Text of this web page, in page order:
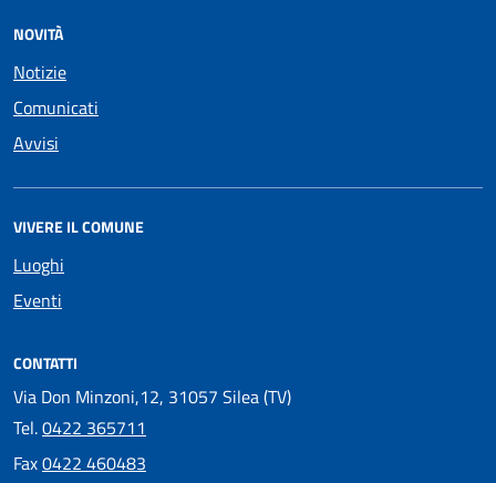
NOVITÀ
Notizie
Comunicati
Avvisi
VIVERE IL COMUNE
Luoghi
Eventi
CONTATTI
Via Don Minzoni,12, 31057 Silea (TV)
Tel.0422 365711
Fax0422 460483